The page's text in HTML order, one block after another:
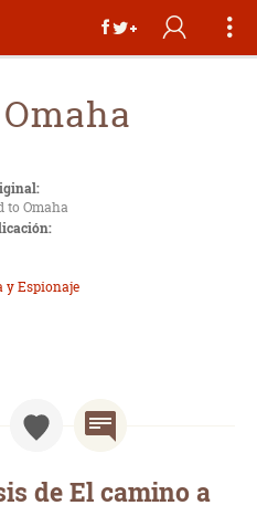
to Omaha
y Espionaje
de El camino a